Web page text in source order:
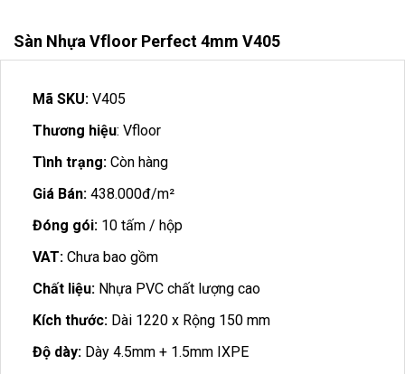
Sàn Nhựa Vfloor Perfect 4mm V405
Mã SKU: V405
Thương hiệu: Vfloor
Tình trạng: Còn hàng
Giá Bán: 438.000đ/m²
Đóng gói: 10 tấm / hộp
VAT: Chưa bao gồm
Chất liệu: Nhựa PVC chất lượng cao
Kích thước: Dài 1220 x Rộng 150 mm
Độ dày: Dày 4.5mm + 1.5mm IXPE